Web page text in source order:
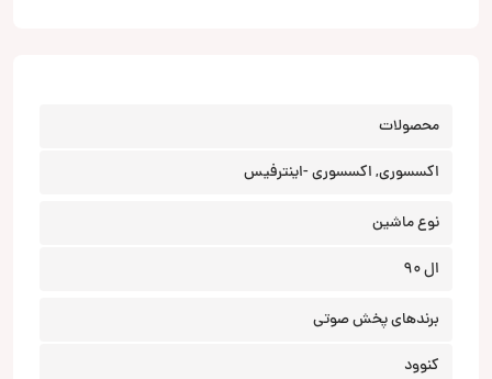
محصولات
اکسسوری, اکسسوری -اینترفیس
نوع ماشین
ال 90
برندهای پخش صوتی
کنوود